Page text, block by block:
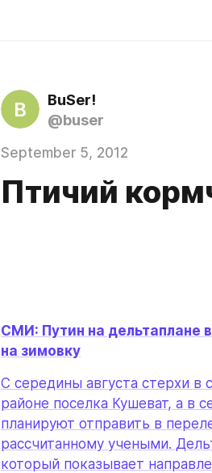
B
BuSer!
@buser
September 5, 2012
Птичий
СМИ: Путин на дельтаплане
на зимовку
С середины августа стерхи в
районе поселка Кушеват, а в
планируют отправить в
рассчитанному учеными.
который показывает